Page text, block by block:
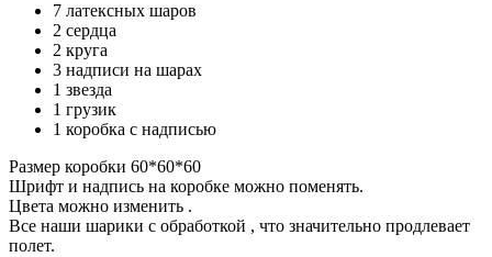
7 латексных шаров
2 сердца
2 круга
3 надписи на шарах
1 звезда
1 грузик
1 коробка с надписью
Размер коробки 60*60*60
Шрифт и надпись на коробке можно поменять.
Цвета можно изменить .
Все наши шарики с обработкой , что значительно продлевает
полет.